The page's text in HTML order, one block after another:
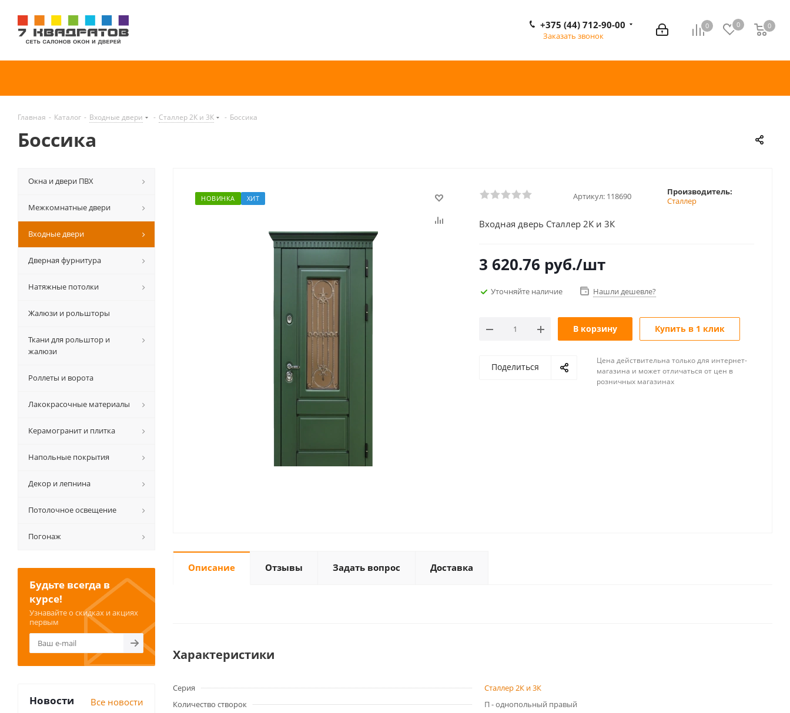
0 0 0
0
+375 (44) 712-90-00
Заказать звонок
Главная - Каталог - Входные двери - Сталлер 2К и 3К - Боссика
Боссика
НОВИНКА ХИТ Артикул: 118690
Производитель:
Сталлер
Входная дверь Сталлер 2К и 3К
3 620.76 руб./шт
Уточняйте наличие Нашли дешевле?
В корзину Купить в 1 клик
Поделиться
Цена действительна только для интернет-
магазина и может отличаться от цен в
розничных магазинах
Описание Отзывы Задать вопрос Доставка
Характеристики
Серия
Сталлер 2К и 3К
Количество створок
П - однопольный правый
Окна и двери ПВХ
Межкомнатные двери
Входные двери
Дверная фурнитура
Натяжные потолки
Жалюзи и рольшторы
Ткани для рольштор и
жалюзи
Роллеты и ворота
Лакокрасочные материалы
Керамогранит и плитка
Напольные покрытия
Декор и лепнина
Потолочное освещение
Погонаж
Будьте всегда в
курсе!
Узнавайте о скидках и акциях
первым
Новости Все новости